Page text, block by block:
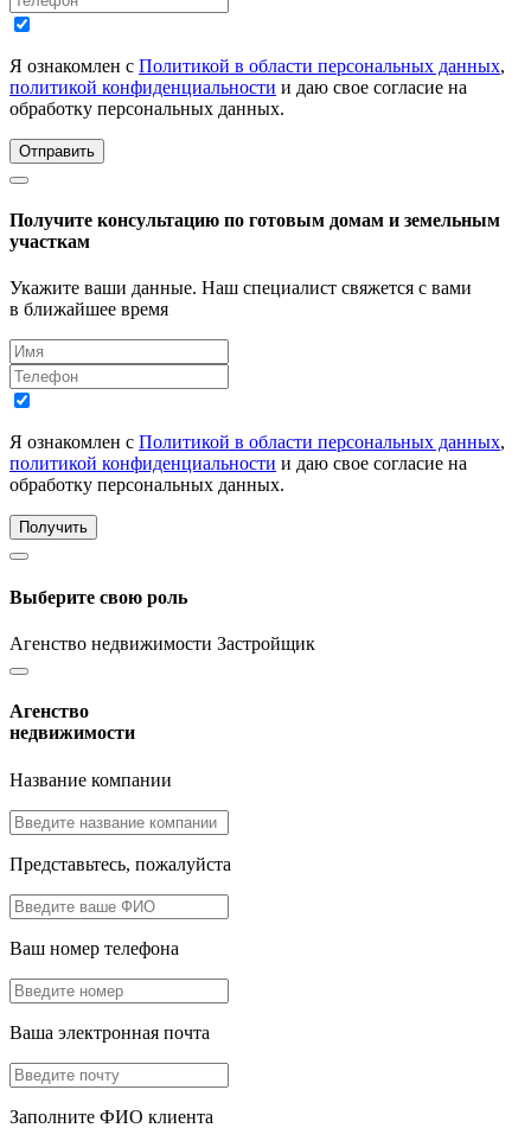
Я ознакомлен с Политикой в области персональных данных,
политикой конфиденциальности и даю свое согласие на
обработку персональных данных.
Отправить
Получите консультацию по готовым домам и земельным
участкам
Укажите ваши данные. Наш специалист свяжется с вами
в ближайшее время
Я ознакомлен с Политикой в области персональных данных,
политикой конфиденциальности и даю свое согласие на
обработку персональных данных.
Получить
Выберите свою роль
Агенство недвижимости Застройщик
Агенство
недвижимости
Название компании
Представьтесь, пожалуйста
Ваш номер телефона
Ваша электронная почта
Заполните ФИО клиента